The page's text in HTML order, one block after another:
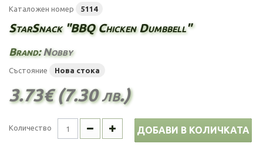
Каталожен номер 5114
StarSnack "BBQ Chicken Dumbbell"
Brand:Nobby
Състояние Нова стока
3.73€ (7.30 лв.)
Количество ДОБАВИ В КОЛИЧКАТА